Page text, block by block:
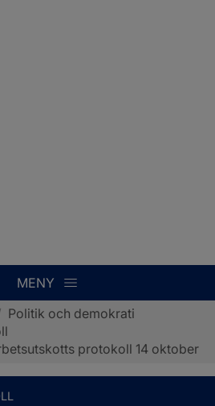
MENY
Politik och demokrati
protokoll 14 oktober